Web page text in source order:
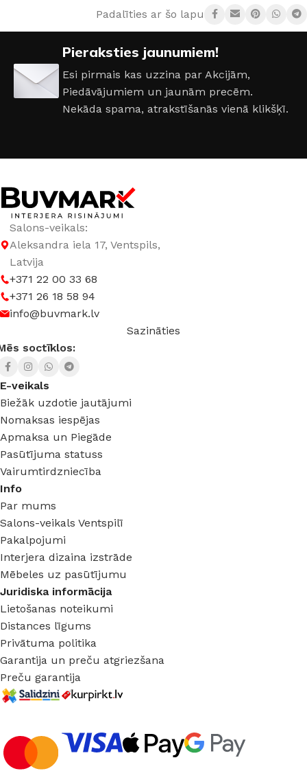
GAISMAS PLŪSMA 1200 lm
3000 K (silti balta) ,4000 K (neitrāli balta)
JAUDA 10 W
LED TIPS COB
SPRIEGUMS DC:24 V
Padalīties ar šo lapu:
Pieraksties jaunumiem!
Esi pirmais kas uzzina par Akcijām,
Piedāvājumiem un jaunām precēm.
Nekāda spama, atrakstīšanās vienā klikšķī.
Salons-veikals:
Aleksandra iela 17, Ventspils,
Latvija
+371 22 00 33 68
+371 26 18 58 94
info@buvmark.lv
Sazināties
soctīklos:
E-veikals
Biežāk uzdotie jautājumi
Nomaksas iespējas
Apmaksa un Piegāde
Pasūtījuma statuss
Vairumtirdzniecība
Info
Par mums
Salons-veikals Ventspilī
Pakalpojumi
Interjera dizaina izstrāde
Mēbeles uz pasūtījumu
Juridiska informācija
Lietošanas noteikumi
Distances līgums
Privātuma politika
Garantija un preču atgriezšana
Preču garantija